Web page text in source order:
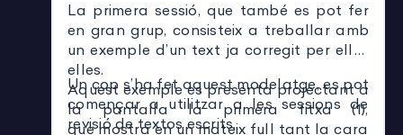
La primera sessió, que també es pot fer
en gran grup, consisteix a treballar amb
un exemple d’un text ja corregit per ells i
elles.
Aquest exemple es presenta projectant a
la pantalla la primera fitxa (1),
que mostra en un mateix full tant la cara
Un cop s’ha fet aquest modelatge, es pot
començar a utilitzar a les sessions de
revisió de textos escrits.